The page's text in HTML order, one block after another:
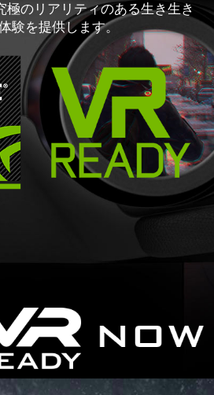
極のリアリティのある生き生き
験を提供します。